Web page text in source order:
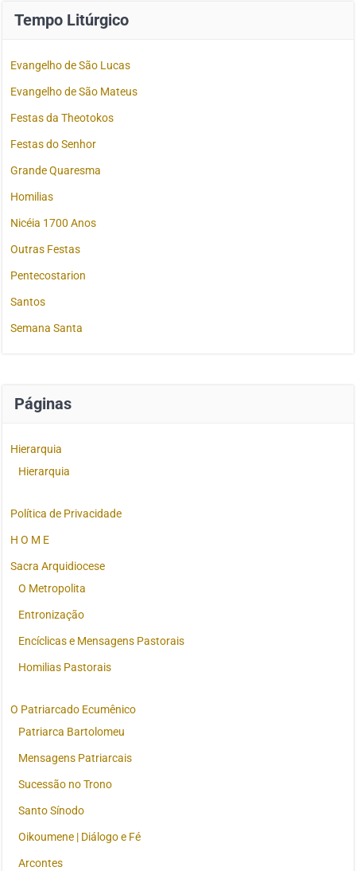
Tempo Litúrgico
Evangelho de São Lucas
Evangelho de São Mateus
Festas da Theotokos
Festas do Senhor
Grande Quaresma
Homilias
Nicéia 1700 Anos
Outras Festas
Pentecostarion
Santos
Semana Santa
Páginas
Hierarquia
Hierarquia
Política de Privacidade
H O M E
Sacra Arquidiocese
O Metropolita
Entronização
Encíclicas e Mensagens Pastorais
Homilias Pastorais
O Patriarcado Ecumênico
Patriarca Bartolomeu
Mensagens Patriarcais
Sucessão no Trono
Santo Sínodo
Oikoumene | Diálogo e Fé
Arcontes